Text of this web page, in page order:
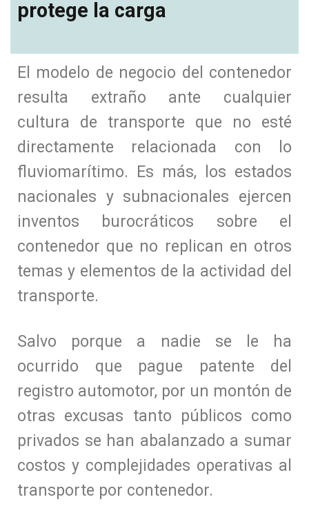
protege la carga
El modelo de negocio del contenedor
resulta extraño ante cualquier
cultura de transporte que no esté
directamente relacionada con lo
fluviomarítimo. Es más, los estados
nacionales y subnacionales ejercen
inventos burocráticos sobre el
contenedor que no replican en otros
temas y elementos de la actividad del
transporte.
Salvo porque a nadie se le ha
ocurrido que pague patente del
registro automotor, por un montón de
otras excusas tanto públicos como
privados se han abalanzado a sumar
costos y complejidades operativas al
transporte por contenedor.